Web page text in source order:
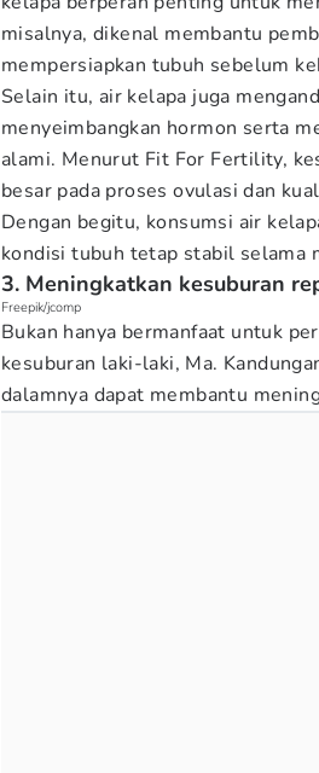
misalnya, dikenal membantu
mempersiapkan tubuh sebelum
Selain itu, air kelapa juga
menyeimbangkan hormon serta
alami. Menurut Fit For Fertility,
besar pada proses ovulasi dan
Dengan begitu, konsumsi air
kondisi tubuh tetap stabil selama
3. Meningkatkan kesuburan
Freepik/jcomp
Bukan hanya bermanfaat untuk
kesuburan laki-laki, Ma.
dalamnya dapat membantu